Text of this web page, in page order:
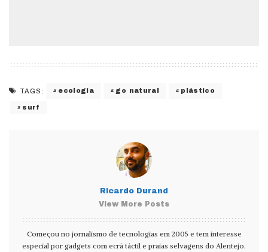
TAGS: ecologia go natural plástico
surf
Ricardo Durand
View More Posts
Começou no jornalismo de tecnologias em 2005 e tem interesse
especial por gadgets com ecrã táctil e praias selvagens do Alentejo.